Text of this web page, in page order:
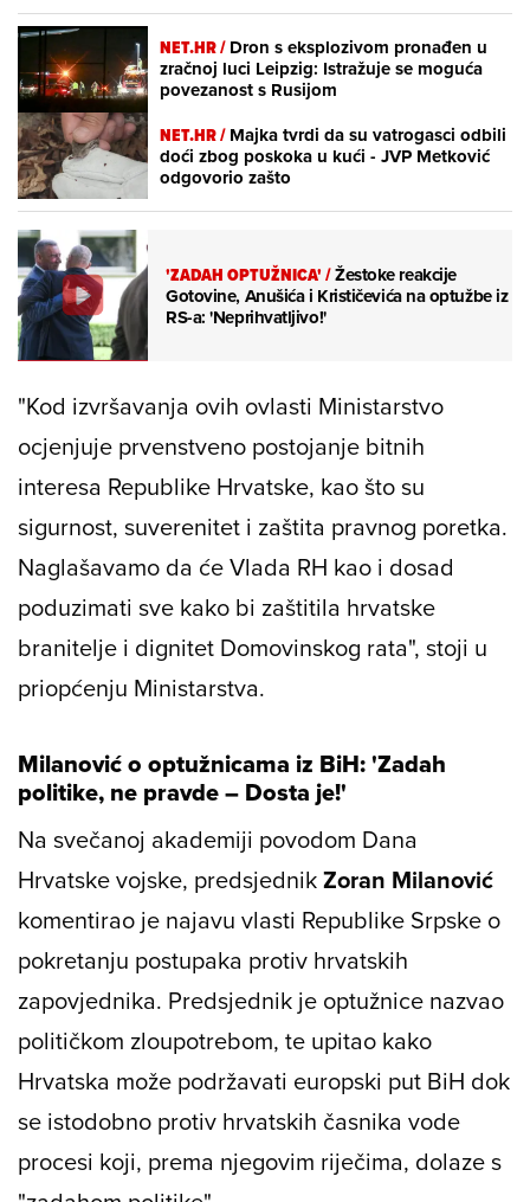
NET.HR /Dron s eksplozivom pronađen u
zračnoj luci Leipzig: Istražuje se moguća
povezanost s Rusijom
NET.HR /Majka tvrdi da su vatrogasci odbili
doći zbog poskoka u kući - JVP Metković
odgovorio zašto
'ZADAH OPTUŽNICA'/Žestoke reakcije
Gotovine, Anušića i Krističevića na optužbe iz
RS-a: 'Neprihvatljivo!'
"Kod izvršavanja ovih ovlasti Ministarstvo
ocjenjuje prvenstveno postojanje bitnih
interesa Republike Hrvatske, kao što su
sigurnost, suverenitet i zaštita pravnog poretka.
Naglašavamo da će Vlada RH kao i dosad
poduzimati sve kako bi zaštitila hrvatske
branitelje i dignitet Domovinskog rata", stoji u
priopćenju Ministarstva.
Milanović o optužnicama iz BiH: 'Zadah
politike, ne pravde – Dosta je!'
Na svečanoj akademiji povodom Dana
Hrvatske vojske, predsjednikZoran Milanović
komentirao je najavu vlasti Republike Srpske o
pokretanju postupaka protiv hrvatskih
zapovjednika. Predsjednik je optužnice nazvao
političkom zloupotrebom, te upitao kako
Hrvatska može podržavati europski put BiH dok
se istodobno protiv hrvatskih časnika vode
procesi koji, prema njegovim riječima, dolaze s